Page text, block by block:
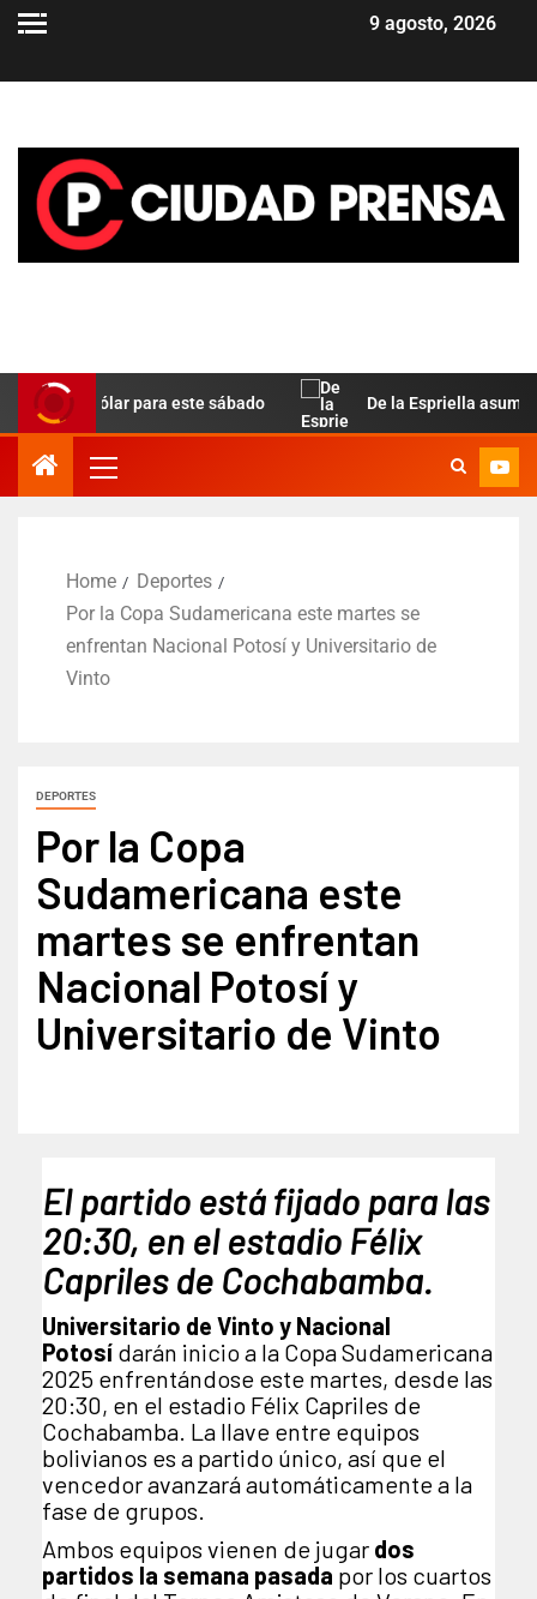
9 agosto, 2026
del dólar para este sábado De la Espriella asume en
Home
Deportes
Por la Copa Sudamericana este martes se
enfrentan Nacional Potosí y Universitario de
Vinto
DEPORTES
Por la Copa
Sudamericana este
martes se enfrentan
Nacional Potosí y
Universitario de Vinto
El partido está fijado para las
20:30, en el estadio Félix
Capriles de Cochabamba.
Universitario de Vinto y Nacional
Potosí darán inicio a la Copa Sudamericana
2025 enfrentándose este martes, desde las
20:30, en el estadio Félix Capriles de
Cochabamba. La llave entre equipos
bolivianos es a partido único, así que el
vencedor avanzará automáticamente a la
fase de grupos.
Ambos equipos vienen de jugar dos
partidos la semana pasada por los cuartos